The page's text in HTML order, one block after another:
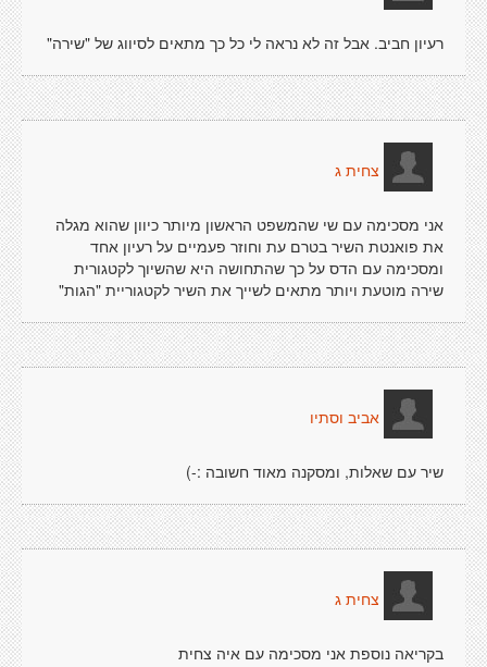
רעיון חביב. אבל זה לא נראה לי כל כך מתאים לסיווג של "שירה"
צחית ג
אני מסכימה עם שי שהמשפט הראשון מיותר כיוון שהוא מגלה
את פואנטת השיר בטרם עת וחוזר פעמיים על רעיון אחד
ומסכימה עם הדס על כך שהתחושה היא שהשיוך לקטגורית
שירה מוטעת ויותר מתאים לשייך את השיר לקטגוריית "הגות"
אביב וסתיו
שיר עם שאלות, ומסקנה מאוד חשובה :-)
צחית ג
בקריאה נוספת אני מסכימה עם איה צחית